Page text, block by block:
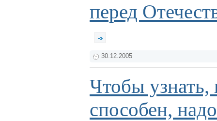
перед
30.12.2005
Чтобы узнать,
способен,